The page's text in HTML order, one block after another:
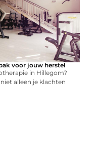
voor jouw herstel
in Hillegom?
alleen je klachten